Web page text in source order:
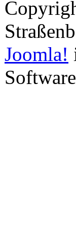
Joomla!